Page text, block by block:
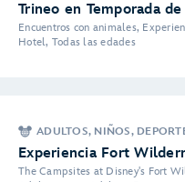
Trineo en Temporada
Encuentros con animales,
Hotel, Todas las edades
ADULTOS, NIÑOS,
Experiencia Fort
The Campsites at Disney's Fort